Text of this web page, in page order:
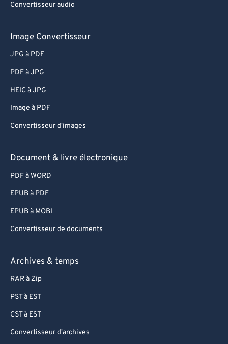
Convertisseur audio
Image Convertisseur
JPG à PDF
PDF à JPG
HEIC à JPG
Image à PDF
Convertisseur d'images
Document & livre électronique
PDF à WORD
EPUB à PDF
EPUB à MOBI
Convertisseur de documents
Archives & temps
RAR à Zip
PST à EST
CST à EST
Convertisseur d'archives